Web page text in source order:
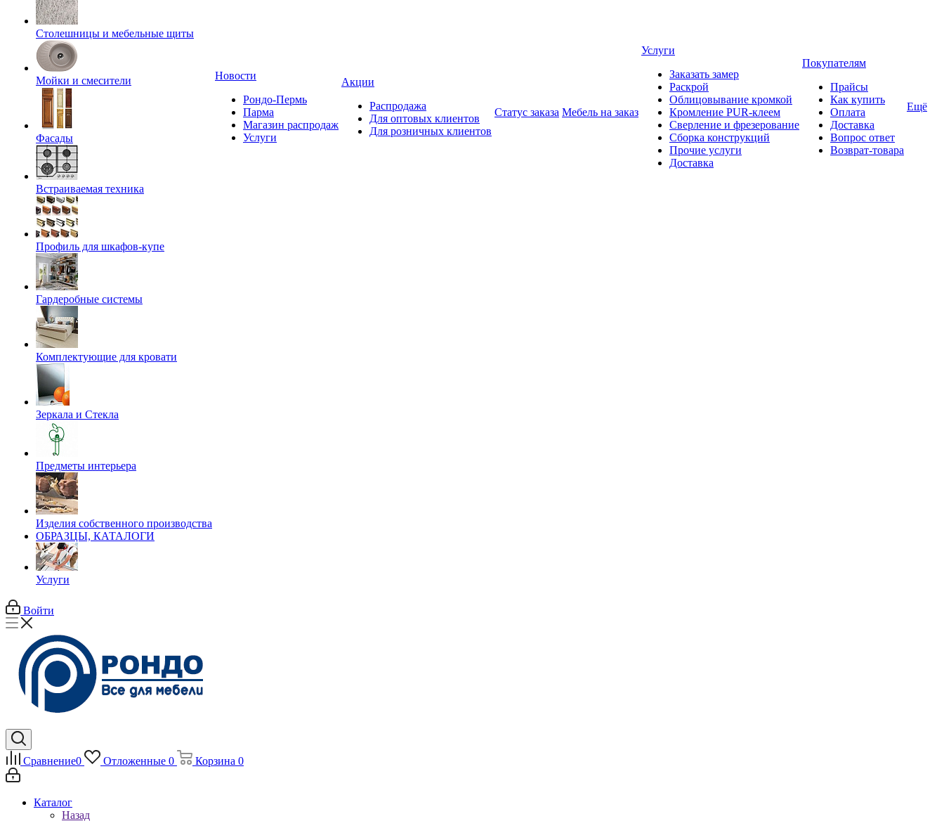
Столешницы и мебельные щиты
Мойки и смесители
Фасады
Встраиваемая техника
Профиль для шкафов-купе
Гардеробные системы
Комплектующие для кровати
Зеркала и Стекла
Предметы интерьера
Изделия собственного производства
ОБРАЗЦЫ, КАТАЛОГИ
Услуги
Новости
Рондо-Пермь
Парма
Магазин распродаж
Услуги
Акции
Распродажа
Для оптовых клиентов
Для розничных клиентов
Статус заказа Мебель на заказ
Услуги
Заказать замер
Раскрой
Облицовывание кромкой
Кромление PUR-клеем
Сверление и фрезерование
Сборка конструкций
Прочие услуги
Доставка
Покупателям
Прайсы
Как купить
Оплата
Доставка
Вопрос ответ
Возврат-товара
Ещё
Войти
Сравнение0 Отложенные 0 Корзина 0
Каталог
Назад